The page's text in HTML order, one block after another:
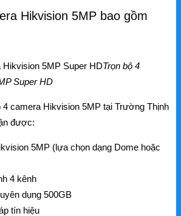
Router
Switch
WiFi
Tổng Đài
Thiết bị Hội Nghị
Hikvision 5MP bao gồm
Trọn bộ 4
Super HD
4 camera Hikvision 5MP tại Trường Thịnh
được:
5MP (lựa chọn dạng Dome hoặc
4 kênh
dụng 500GB
tín hiệu